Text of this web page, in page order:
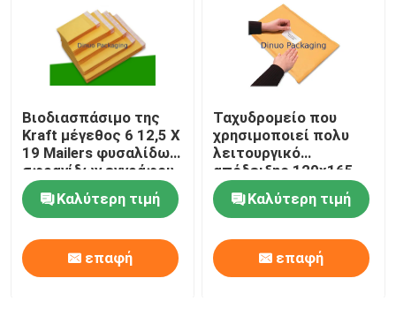
Βιοδιασπάσιμο της
Kraft μέγεθος 6 12,5 X
19 Mailers φυσαλίδων
σφραγίδων εγγράφου
μόνο για τη ναυτιλία
Καλύτερη τιμή
επαφή
Ταχυδρομείο που
χρησιμοποιεί πολυ
λειτουργικό
απόδειξης 120x165
ακτινοβολίας Mailers
φυσαλίδων της Kraft
Καλύτερη τιμή
επαφή